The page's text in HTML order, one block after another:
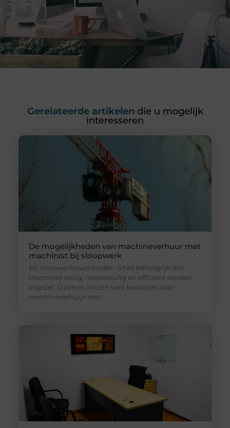
Gerelateerde artikelen die u mogelijk
interesseren
De mogelijkheden van machineverhuur met
machinist bij sloopwerk
Bij sloopwerkzaamheden is het belangrijk dat
machines veilig, nauwkeurig en efficiënt worden
ingezet. Daarom kiezen veel bedrijven voor
machineverhuur met